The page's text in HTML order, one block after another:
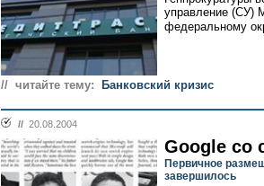
управление (СУ)
федеральному
// читайте тему: Банковский кризис
// 20.08.2004
Google со
Первичное
завершилось